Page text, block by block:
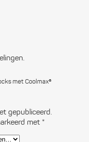
met Coolmax®
gepubliceerd.
met *